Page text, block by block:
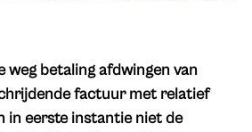
weg betaling afdwingen van
factuur met relatief
in eerste instantie niet de